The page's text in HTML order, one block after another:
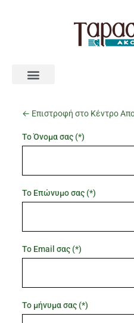
← Επιστροφή στο Κέντρο
Το Όνομα σας (*)
Το Επώνυμο σας (*)
Το Email σας (*)
Το μήνυμα σας (*)